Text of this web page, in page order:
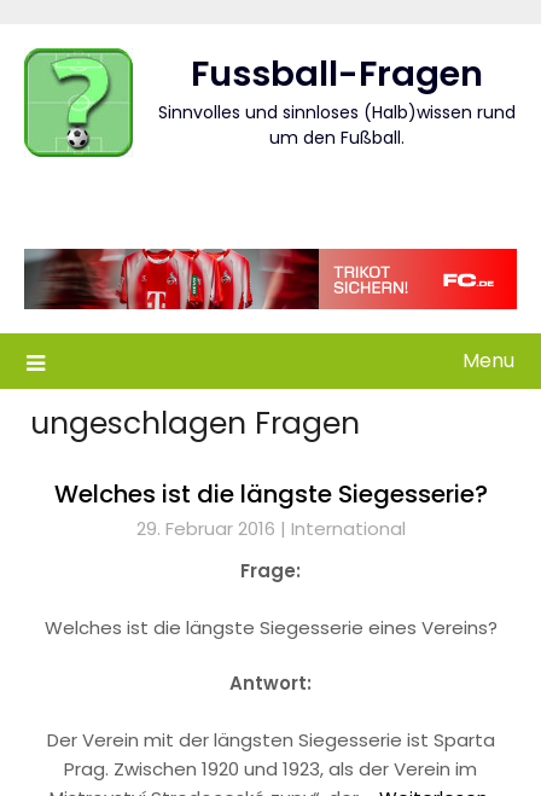
content
Fussball-Fragen
Sinnvolles und sinnloses (Halb)wissen rund
um den Fußball.
Menu
ungeschlagen Fragen
Welches ist die längste Siegesserie?
29. Februar 2016 | International
Frage:
Welches ist die längste Siegesserie eines Vereins?
Antwort:
Der Verein mit der längsten Siegesserie ist Sparta
Prag. Zwischen 1920 und 1923, als der Verein im